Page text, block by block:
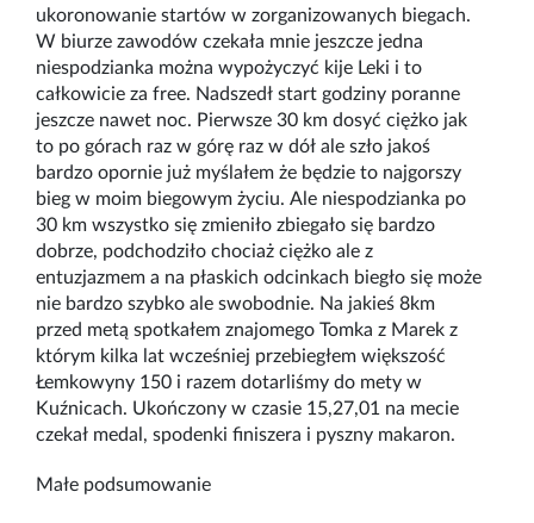
ukoronowanie startów w zorganizowanych biegach.
W biurze zawodów czekała mnie jeszcze jedna
niespodzianka można wypożyczyć kije Leki i to
całkowicie za free. Nadszedł start godziny poranne
jeszcze nawet noc. Pierwsze 30 km dosyć ciężko jak
to po górach raz w górę raz w dół ale szło jakoś
bardzo opornie już myślałem że będzie to najgorszy
bieg w moim biegowym życiu. Ale niespodzianka po
30 km wszystko się zmieniło zbiegało się bardzo
dobrze, podchodziło chociaż ciężko ale z
entuzjazmem a na płaskich odcinkach biegło się może
nie bardzo szybko ale swobodnie. Na jakieś 8km
przed metą spotkałem znajomego Tomka z Marek z
którym kilka lat wcześniej przebiegłem większość
Łemkowyny 150 i razem dotarliśmy do mety w
Kuźnicach. Ukończony w czasie 15,27,01 na mecie
czekał medal, spodenki finiszera i pyszny makaron.
Małe podsumowanie